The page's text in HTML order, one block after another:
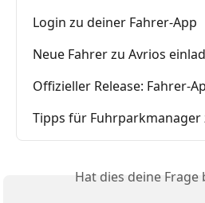
Login zu deiner Fahrer-App
Neue Fahrer zu Avrios
Offizieller Release: Fahrer-
Tipps für Fuhrparkmanager
Hat dies deine